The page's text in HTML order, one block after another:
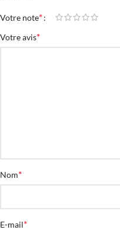
Votre note*
Votre avis*
Nom*
E-mail*